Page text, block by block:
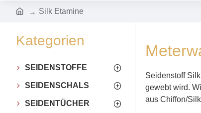
Silk Etamine
Kategorien
SEIDENSTOFFE
SEIDENSCHALS
SEIDENTÜCHER
Seidenstoff
gewebt wird.
aus Chiffon/